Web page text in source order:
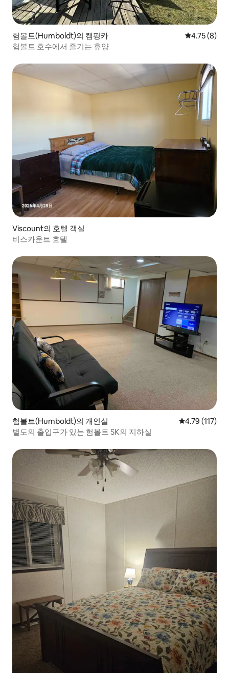
험볼트(Humboldt)의 캠핑카 평점 4.75점
4.75 (8)
험볼트 호수에서 즐기는 휴양
Viscount의 호텔 객실
비스카운트 호텔
험볼트(Humboldt)의 개인실 평점 4.79점(5
4.79 (117)
별도의 출입구가 있는 험볼트 SK의 지하실